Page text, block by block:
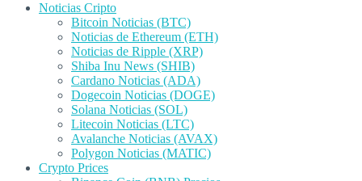
Noticias Cripto
Bitcoin Noticias (BTC)
Noticias de Ethereum (ETH)
Noticias de Ripple (XRP)
Shiba Inu News (SHIB)
Cardano Noticias (ADA)
Dogecoin Noticias (DOGE)
Solana Noticias (SOL)
Litecoin Noticias (LTC)
Avalanche Noticias (AVAX)
Polygon Noticias (MATIC)
Crypto Prices